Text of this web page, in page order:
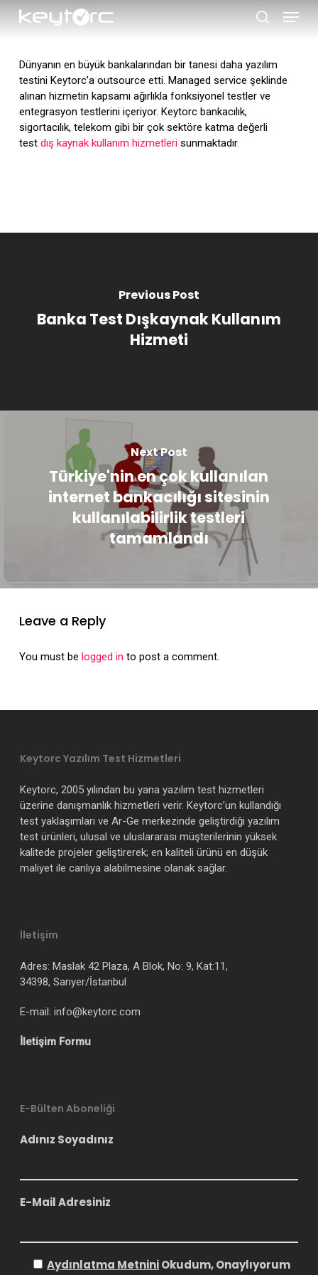
Menu
Dünyanın en büyük bankalarından bir tanesi daha yazılım
testini Keytorc’a outsource etti. Managed service şeklinde
alınan hizmetin kapsamı ağırlıkla fonksiyonel testler ve
entegrasyon testlerini içeriyor. Keytorc bankacılık,
sigortacılık, telekom gibi bir çok sektöre katma değerli
test dış kaynak kullanım hizmetleri sunmaktadır.
Previous Post
Banka Test Dışkaynak Kullanım
Hizmeti
Next Post
Türkiye'nin en çok kullanılan
internet bankacılığı sitesinin
kullanılabilirlik testleri
tamamlandı
Leave a Reply
You must be logged in to post a comment.
Keytorc Yazılım Test Hizmetleri
Keytorc, 2005 yılından bu yana yazılım test hizmetleri
üzerine danışmanlık hizmetleri verir. Keytorc’un kullandığı
test yaklaşımları ve Ar-Ge merkezinde geliştirdiği yazılım
test ürünleri, ulusal ve uluslararası müşterilerinin yüksek
kalitede projeler geliştirerek; en kaliteli ürünü en düşük
maliyet ile canlıya alabilmesine olanak sağlar.
İletişim
Adres: Maslak 42 Plaza, A Blok, No: 9, Kat:11,
34398, Sarıyer/İstanbul
E-mail: info@keytorc.com
İletişim Formu
E-Bülten Aboneliği
Adınız Soyadınız
E-Mail Adresiniz
Aydınlatma MetniniOkudum, Onaylıyorum